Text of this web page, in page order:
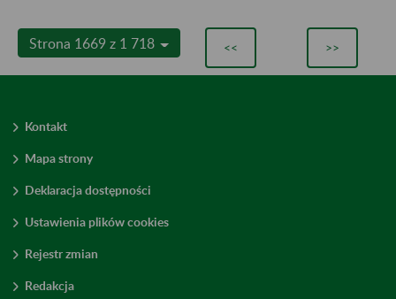
Strona 1669 z 1 718 << >>
Kontakt
Mapa strony
Deklaracja dostępności
Ustawienia plików cookies
Rejestr zmian
Redakcja